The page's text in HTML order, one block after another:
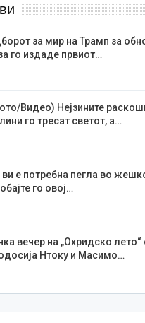
за мир на Трамп за
го издаде првиот…
Видео) Нејзините
го тресат светот, а…
ви е потребна пегла во
го овој…
вечер на „Охридско лето“
Нтоку и Масимо…